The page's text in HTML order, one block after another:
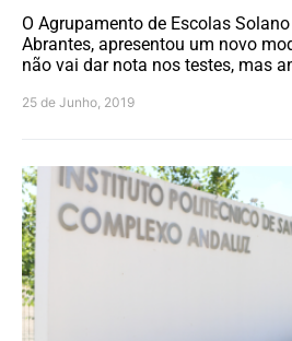
O Agrupamento de Escolas
Abrantes, apresentou um novo
não vai dar nota nos testes, mas
25 de Junho, 2019